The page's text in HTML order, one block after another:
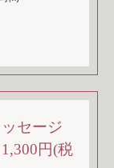
セージ
円(税